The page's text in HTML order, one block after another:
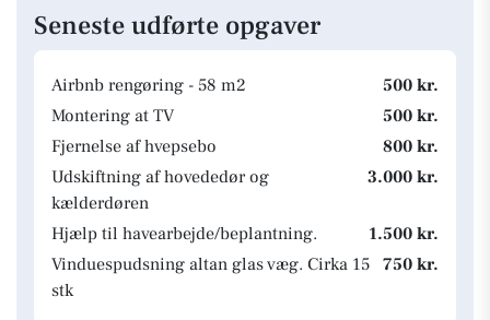
Seneste udførte opgaver
Airbnb rengøring - 58 m2
500 kr.
Montering at TV
500 kr.
Fjernelse af hvepsebo
800 kr.
Udskiftning af hovededør og
kælderdøren
3.000 kr.
Hjælp til havearbejde/beplantning.
1.500 kr.
Vinduespudsning altan glas væg. Cirka 15
stk
750 kr.